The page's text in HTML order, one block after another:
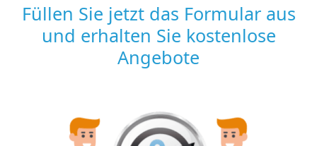
Füllen Sie jetzt das Formular aus
und erhalten Sie kostenlose
Angebote